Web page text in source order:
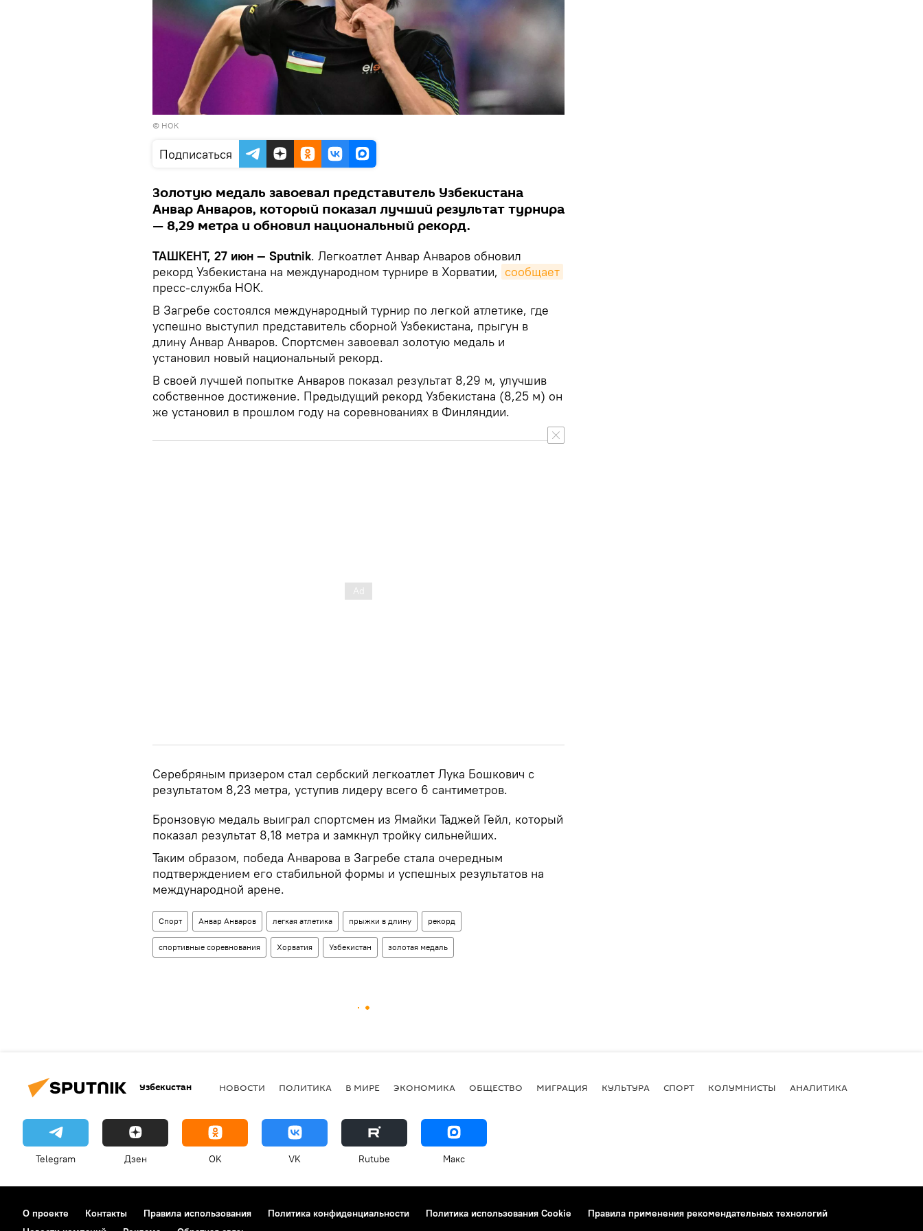
© НОК
Подписаться
Золотую медаль завоевал представитель Узбекистана
Анвар Анваров, который показал лучший результат турнира
— 8,29 метра и обновил национальный рекорд.
ТАШКЕНТ, 27 июн — Sputnik. Легкоатлет Анвар Анваров обновил
рекорд Узбекистана на международном турнире в Хорватии, сообщает
пресс-служба НОК.
В Загребе состоялся международный турнир по легкой атлетике, где
успешно выступил представитель сборной Узбекистана, прыгун в
длину Анвар Анваров. Спортсмен завоевал золотую медаль и
установил новый национальный рекорд.
В своей лучшей попытке Анваров показал результат 8,29 м, улучшив
собственное достижение. Предыдущий рекорд Узбекистана (8,25 м) он
же установил в прошлом году на соревнованиях в Финляндии.
Серебряным призером стал сербский легкоатлет Лука Бошкович с
результатом 8,23 метра, уступив лидеру всего 6 сантиметров.
Бронзовую медаль выиграл спортсмен из Ямайки Таджей Гейл, который
показал результат 8,18 метра и замкнул тройку сильнейших.
Таким образом, победа Анварова в Загребе стала очередным
подтверждением его стабильной формы и успешных результатов на
международной арене.
Спорт Анвар Анваров легкая атлетика прыжки в длину рекорд
спортивные соревнования Хорватия Узбекистан золотая медаль
Узбекистан НОВОСТИ ПОЛИТИКА В МИРЕ ЭКОНОМИКА ОБЩЕСТВО МИГРАЦИЯ КУЛЬТУРА СПОРТ КОЛУМНИСТЫ АНАЛИТИКА
Telegram Дзен OK VK Rutube Макс
О проекте Контакты Правила использования Политика конфиденциальности Политика использования Cookie
Правила применения рекомендательных технологий